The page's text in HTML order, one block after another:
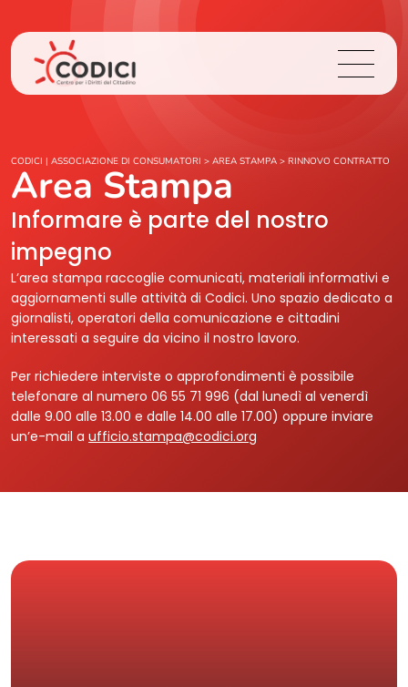
Chi Siamo
Cosa Facciamo
Area Stampa
Contatti
Login
CODICI | ASSOCIAZIONE DI CONSUMATORI > AREA STAMPA > RINNOVO CONTRATTO
Area Stampa
Informare è parte del nostro
impegno
L’area stampa raccoglie comunicati, materiali informativi e
aggiornamenti sulle attività di Codici. Uno spazio dedicato a
giornalisti, operatori della comunicazione e cittadini
interessati a seguire da vicino il nostro lavoro.
Per richiedere interviste o approfondimenti è possibile
telefonare al numero 06 55 71 996 (dal lunedì al venerdì
dalle 9.00 alle 13.00 e dalle 14.00 alle 17.00) oppure inviare
un’e-mail a ufficio.stampa@codici.org